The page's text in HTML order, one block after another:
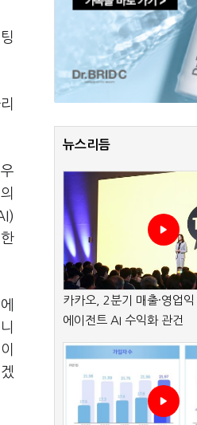
뉴스리듬
카카오, 2분기 매출·영업
에이전트 AI 수익화 관건